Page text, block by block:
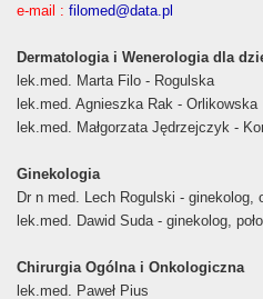
e-mail : filomed@data.pl
Dermatologia i Wenerologia dla
lek.med. Marta Filo - Rogulska
lek.med. Agnieszka Rak - Orlikowska
lek.med. Małgorzata Jędrzejczyk -
Ginekologia
Dr n med. Lech Rogulski - ginekolog,
lek.med. Dawid Suda - ginekolog,
Chirurgia Ogólna i Onkologiczna
lek.med. Paweł Pius